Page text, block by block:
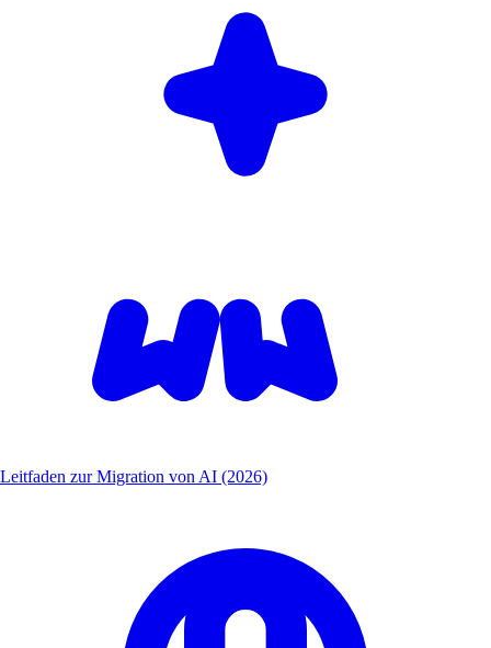
Leitfaden zur Migration von AI (2026)